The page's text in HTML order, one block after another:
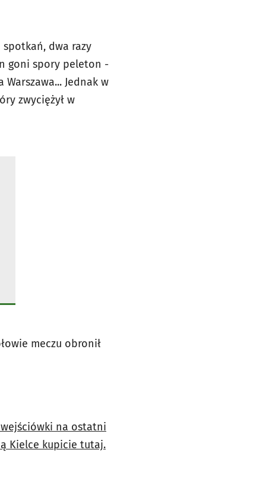
spotkań, dwa razy
goni spory peleton -
Jednak w
zwyciężył w
meczu obronił
na ostatni
Kielce kupicie tutaj.